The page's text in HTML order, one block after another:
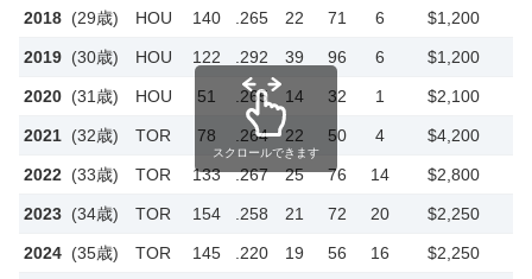
2018 (29歳) HOU 140 .265 22 71 6 $1,200
2019 (30歳) HOU 122 .292 39 96 6 $1,200
2020 (31歳) HOU 51 .265 14 32 1 $2,100
2021 (32歳) TOR 78 .264 22 50 4 $4,200
2022 (33歳) TOR 133 .267 25 76 14 $2,800
2023 (34歳) TOR 154 .258 21 72 20 $2,250
2024 (35歳) TOR 145 .220 19 56 16 $2,250
スクロールできます